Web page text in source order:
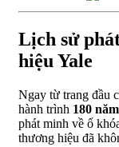
Lịch sử
hiệu Yale
Ngay từ trang đầu
hành trình 180
phát minh về ổ
thương hiệu đã